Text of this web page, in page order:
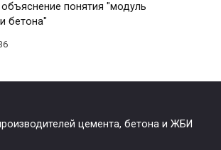
понятия "модуль
бетона"
цемента, бетона и ЖБИ